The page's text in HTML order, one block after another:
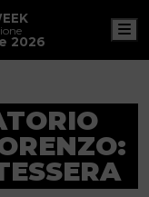
2026